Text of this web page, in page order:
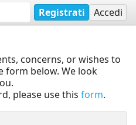
Registrati Accedi
concerns, or wishes to
form below. We look
please use this form.